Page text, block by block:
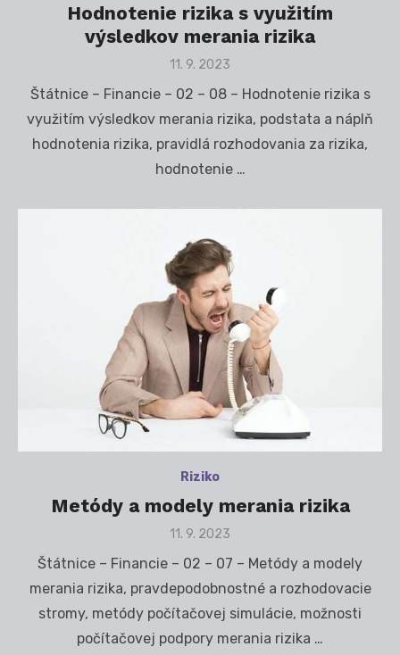
Hodnotenie rizika s využitím
výsledkov merania rizika
Posted
11. 9. 2023
Štátnice – Financie – 02 – 08 – Hodnotenie rizika s
využitím výsledkov merania rizika, podstata a náplň
hodnotenia rizika, pravidlá rozhodovania za rizika,
hodnotenie …
Riziko
Metódy a modely merania rizika
Posted
11. 9. 2023
Štátnice – Financie – 02 – 07 – Metódy a modely
merania rizika, pravdepodobnostné a rozhodovacie
stromy, metódy počítačovej simulácie, možnosti
počítačovej podpory merania rizika …